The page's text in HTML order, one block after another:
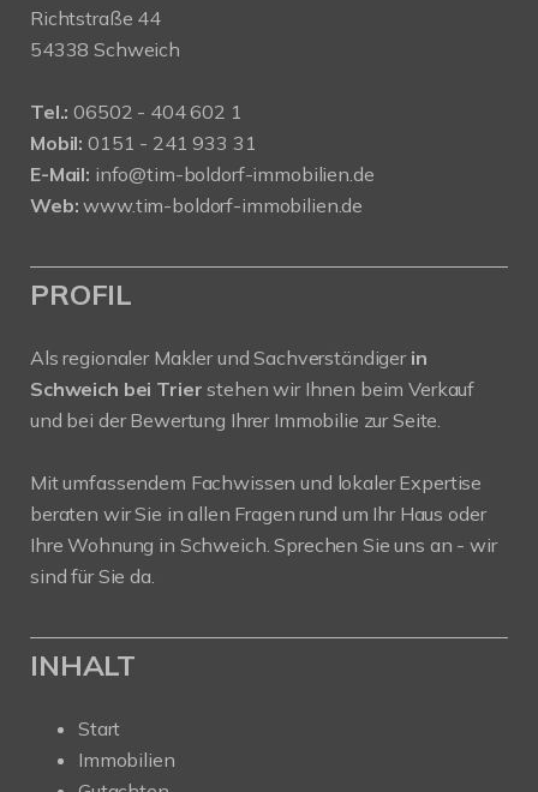
Richtstraße 44
54338 Schweich
Tel.: 06502 - 404 602 1
Mobil: 0151 - 241 933 31
E-Mail: info@tim-boldorf-immobilien.de
Web:www.tim-boldorf-immobilien.de
PROFIL
Als regionaler Makler und Sachverständigerin
Schweich bei Trierstehen wir Ihnen beim Verkauf
und bei der Bewertung Ihrer Immobilie zur Seite.
Mit umfassendem Fachwissen und lokaler Expertise
beraten wir Sie in allen Fragen rund um Ihr Haus oder
Ihre Wohnung in Schweich. Sprechen Sie uns an - wir
sind für Sie da.
INHALT
Start
Immobilien